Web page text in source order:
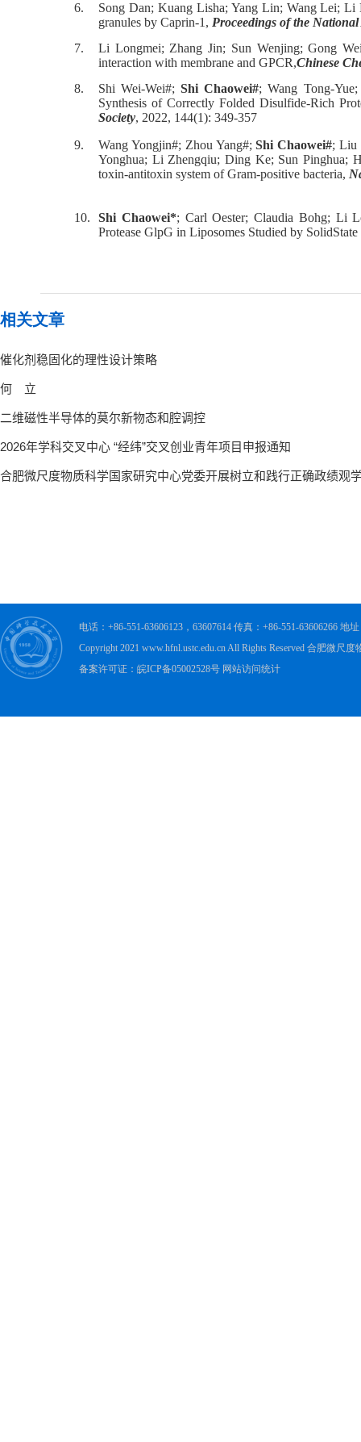
6.
Song Dan; Kuang Lisha; Yang Lin; Wang Lei;
granules by Caprin-1, Proceedings of the National
7.
Li Longmei; Zhang Jin; Sun Wenjing; Gong
interaction with membrane and GPCR,Chinese
8.
Shi Wei-Wei#;Shi Chaowei#; Wang Tong-
Synthesis of Correctly Folded Disulfide-Rich
Society, 2022, 144(1): 349-357
9.
Wang Yongjin#; Zhou Yang#;Shi Chaowei#; Liu
Yonghua; Li Zhengqiu; Ding Ke; Sun Pinghua;
toxin-antitoxin system of Gram-positive bacteria,
10. Shi Chaowei*; Carl Oester; Claudia Bohg; Li
Protease GlpG in Liposomes Studied by
相关文章
电话：+86-551-63606123，63607614 传真：+86-551-63606266 地
Copyright 2021 www.hfnl.ustc.edu.cn All Rights Reserved 合肥微尺
备案许可证：皖ICP备05002528号 网站访问统计